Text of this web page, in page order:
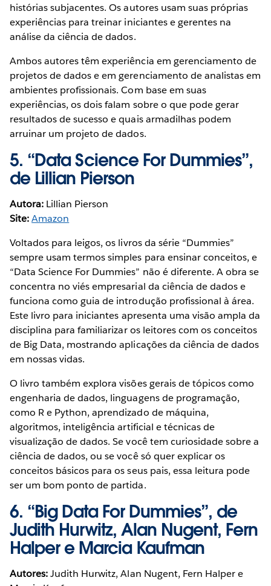
histórias subjacentes. Os autores usam suas próprias
experiências para treinar iniciantes e gerentes na
análise da ciência de dados.
Ambos autores têm experiência em gerenciamento de
projetos de dados e em gerenciamento de analistas em
ambientes profissionais. Com base em suas
experiências, os dois falam sobre o que pode gerar
resultados de sucesso e quais armadilhas podem
arruinar um projeto de dados.
5. “Data Science For Dummies”,
de Lillian Pierson
Autora: Lillian Pierson
Site:Amazon
Voltados para leigos, os livros da série “Dummies”
sempre usam termos simples para ensinar conceitos, e
“Data Science For Dummies” não é diferente. A obra se
concentra no viés empresarial da ciência de dados e
funciona como guia de introdução profissional à área.
Este livro para iniciantes apresenta uma visão ampla da
disciplina para familiarizar os leitores com os conceitos
de Big Data, mostrando aplicações da ciência de dados
em nossas vidas.
O livro também explora visões gerais de tópicos como
engenharia de dados, linguagens de programação,
como R e Python, aprendizado de máquina,
algoritmos, inteligência artificial e técnicas de
visualização de dados. Se você tem curiosidade sobre a
ciência de dados, ou se você só quer explicar os
conceitos básicos para os seus pais, essa leitura pode
ser um bom ponto de partida.
6. “Big Data For Dummies”, de
Judith Hurwitz, Alan Nugent, Fern
Halper e Marcia Kaufman
Autores:Judith Hurwitz, Alan Nugent, Fern Halper e